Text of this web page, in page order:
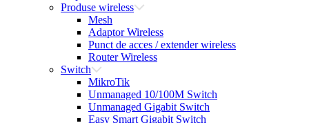
Produse wireless
Mesh
Adaptor Wireless
Punct de acces / extender wireless
Router Wireless
Switch
MikroTik
Unmanaged 10/100M Switch
Unmanaged Gigabit Switch
Easy Smart Gigabit Switch